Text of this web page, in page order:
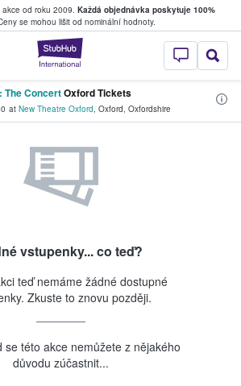
od roku 2009. Každá objednávka poskytuje 100%
se mohou lišit od nominální hodnoty.
StubHub –
a prodávají vstupenky
The ConcertOxford Tickets
at New Theatre Oxford, Oxford, Oxfordshire
vstupenky... co teď?
teď nemáme žádné dostupné
Zkuste to znovu později.
se této akce nemůžete z nějakého
důvodu zúčastnit...